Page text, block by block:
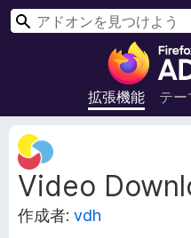
拡張機能 テー
検
Video
作成者: vdh
拡
張
機
能
メ